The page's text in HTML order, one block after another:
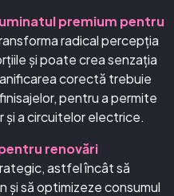
premium pentru
radical percepția
și poate crea senzația
corectă trebuie
pentru a permite
și a circuitelor electrice.
renovări
astfel încât să
și să optimizeze consumul